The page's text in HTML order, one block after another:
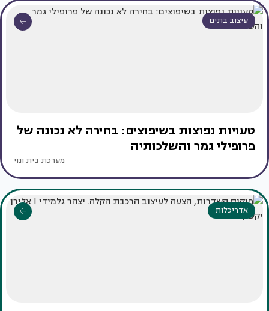
עיצוב בתים
טעויות נפוצות בשיפוצים: בחירה לא נכונה של
פרופילי גמר והשלכותיה
מערכת בית ונוי
אדריכלות